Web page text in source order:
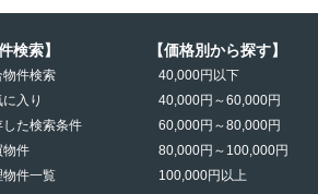
検索】
物件検索
に入り
した検索条件
物件
物件一覧
【価格別から探す】
40,000円以下
40,000円～60,000円
60,000円～80,000円
80,000円～100,000円
100,000円以上